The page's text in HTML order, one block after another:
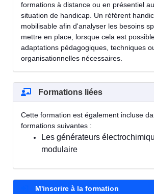
formations à distance ou en présentiel
situation de handicap. Un référent
mobilisable afin d'analyser les besoins
mettre en place, lorsque cela est
adaptations pédagogiques, techniques
organisationnelles nécessaires.
Formations liées
Cette formation est également incluse
formations suivantes :
Les générateurs
modulaire
M'inscrire à la formation